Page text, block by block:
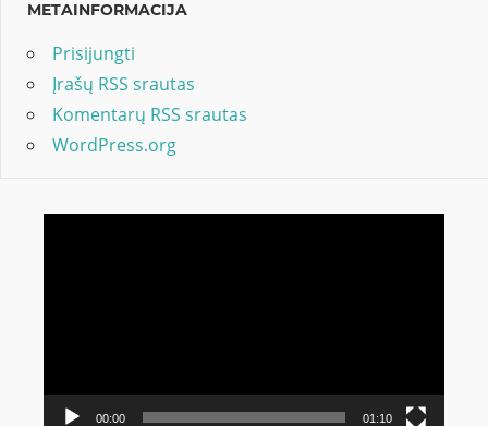
METAINFORMACIJA
Prisijungti
Įrašų RSS srautas
Komentarų RSS srautas
WordPress.org
00:00 01:10